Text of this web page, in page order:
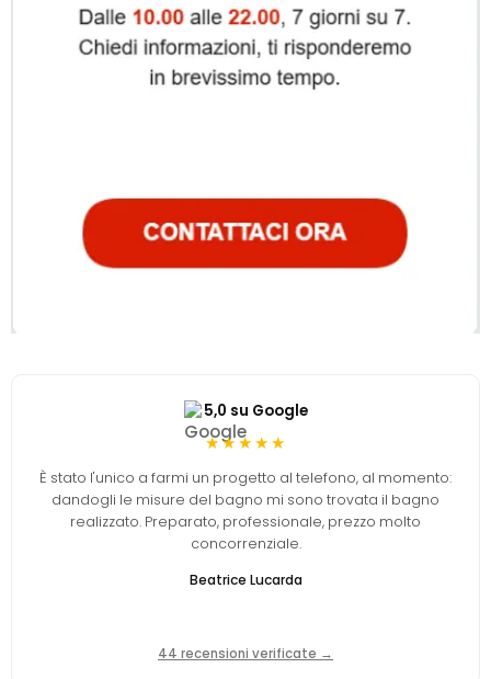
5,0 su Google
★★★★★
È stato l'unico a farmi un progetto al telefono, al momento:
dandogli le misure del bagno mi sono trovata il bagno
realizzato. Preparato, professionale, prezzo molto
concorrenziale.
Beatrice Lucarda
44 recensioni verificate →